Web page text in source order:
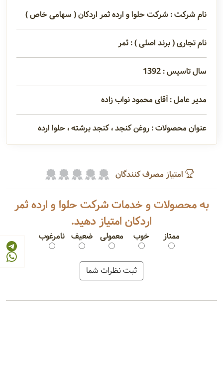
نام شرکت : شرکت حلوا و ارده ثمر اردکان ( سهامی خاص )
نام تجاری ( برند اصلی ) : ثمر
سال تاسیس : 1392
مدیر عامل : آقای محمود نواب زاده
عنوان محصولات : روغن کنجد ، کنجد برشته ، حلوا ارده
امتیاز مصرف کنندگان
به محصولات و خدمات شرکت حلوا و ارده ثمر
اردکان امتیاز دهید.
نامرغوب ضعیف معمولی خوب ممتاز